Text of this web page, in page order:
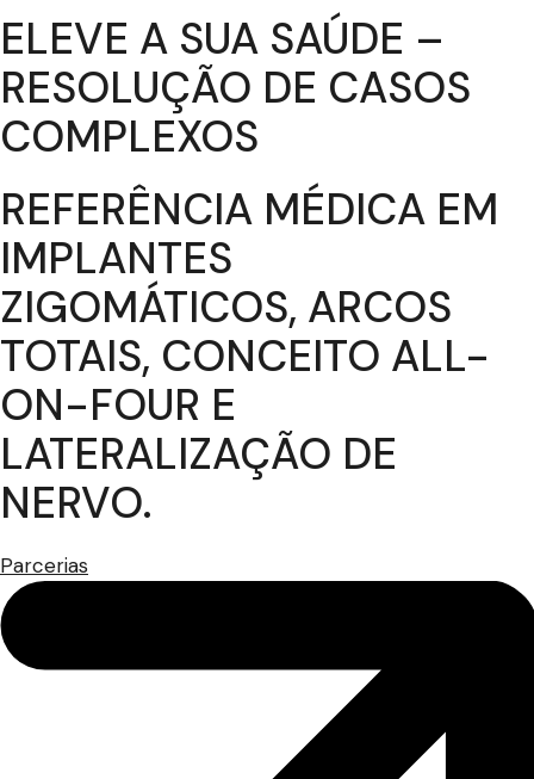
ELEVE A SUA SAÚDE –
RESOLUÇÃO DE CASOS
COMPLEXOS
REFERÊNCIA MÉDICA EM
IMPLANTES
ZIGOMÁTICOS, ARCOS
TOTAIS, CONCEITO ALL-
ON-FOUR E
LATERALIZAÇÃO DE
NERVO.
Parcerias